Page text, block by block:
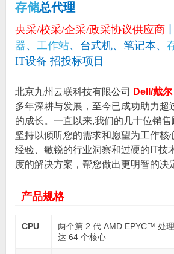
存储总代理
央采/校采/企采/政采协议供应商
器、 工作站、台式机、笔记本、
IT设备 招投标项目
北京九州云联科技有限公司 Dell/戴尔
多年深耕与发展，至今已成功助力超
的成长。一直以来,我们的几十位销售
坚持以倾听您的需求和愿望为工作核
经验、敏锐的行业洞察和过硬的IT技
度的解决方案，帮您做出更明智的决
产品规格
CPU
两个第 2 代 AMD EPYC™ 处
达 64 个核心